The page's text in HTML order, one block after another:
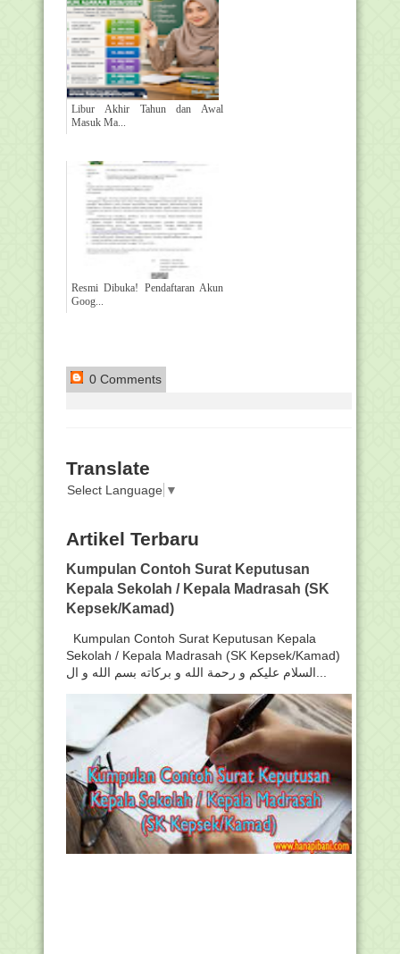
Libur Akhir Tahun dan Awal
Masuk Ma...
Resmi Dibuka! Pendaftaran Akun
Goog...
0 Comments
Translate
Select Language ▼
Artikel Terbaru
Kumpulan Contoh Surat Keputusan
Kepala Sekolah / Kepala Madrasah (SK
Kepsek/Kamad)
Kumpulan Contoh Surat Keputusan Kepala
Sekolah / Kepala Madrasah (SK Kepsek/Kamad)